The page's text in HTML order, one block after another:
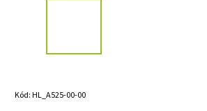
Kód:HL_A525-00-00